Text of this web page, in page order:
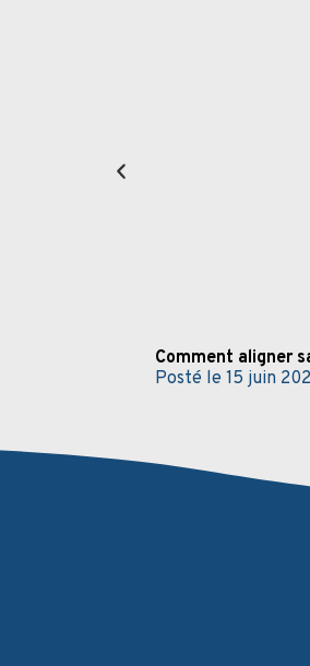
Comment aligner
Posté le 15 juin